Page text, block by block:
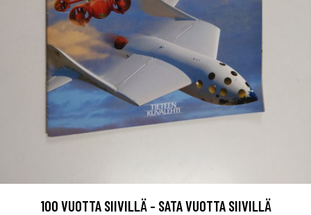
100 VUOTTA SIIVILLÄ - SATA VUOTTA SIIVILLÄ